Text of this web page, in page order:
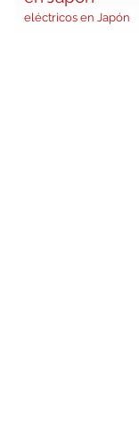
eléctricos en Japón